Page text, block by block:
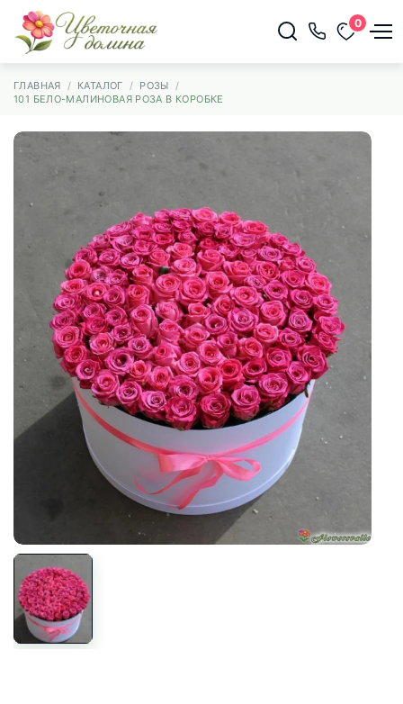
0
ГЛАВНАЯ КАТАЛОГ
РОЗЫ
101 БЕЛО-МАЛИНОВАЯ РОЗА В КОРОБКЕ